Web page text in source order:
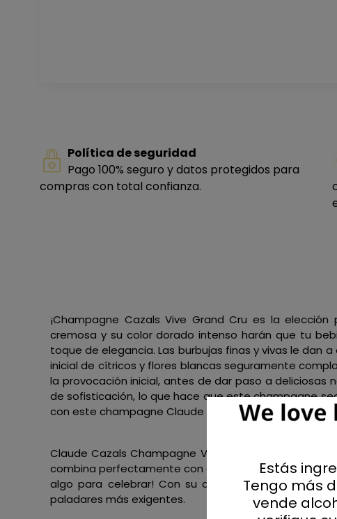
Política de seguridad
Pago 100% seguro y datos protegidos para
compras con total confianza.
¡Champagne Cazals Vive Grand Cru es la
cremosa y su color dorado intenso harán que tu
toque de elegancia. Las burbujas finas y vivas le
inicial de cítricos y flores blancas seguramente
la provocación inicial, antes de dar paso a deliciosas
de sofisticación, lo que hace que este champagne
con este champagne Claude Cazals.
Claude Cazals Champagne Vive Grand Cru es el
combina perfectamente con ostras y mariscos. Vive
algo para celebrar! Con su delicado equilibrio de
paladares más exigentes.
Estás
Tengo más
vende